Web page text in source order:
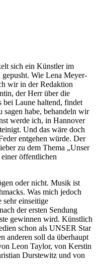
sich ein Künstler im
Wie Lena Meyer-
wir in der Redaktion
der Herr über die
bei Laune haltend, findet
habe, behandeln wir
werde ich, in Hannover
Und das wäre doch
entgehen würde. Der
zu dem Thema „Unser
öffentlichen
oder nicht. Musik ist
Was mich jedoch
sehr einseitige
der ersten Sendung
gewinnen wird. Künstlich
schon als UNSER Star
anderen soll da überhaupt
Leon Taylor, von Kerstin
Durstewitz und von